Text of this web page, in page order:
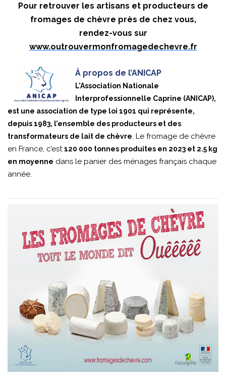
Pour retrouver les artisans et producteurs de
fromages de chèvre près de chez vous,
rendez-vous sur
www.outrouvermonfromagedechevre.fr
À propos de l’ANICAP
L’Association Nationale
Interprofessionnelle Caprine (ANICAP),
est une association de type loi 1901 qui représente,
depuis 1983, l’ensemble des producteurs et des
transformateurs de lait de chèvre. Le fromage de chèvre
en France, c’est120 000 tonnes produites en 2023 et 2.5 kg
en moyenne dans le panier des ménages français chaque
année.